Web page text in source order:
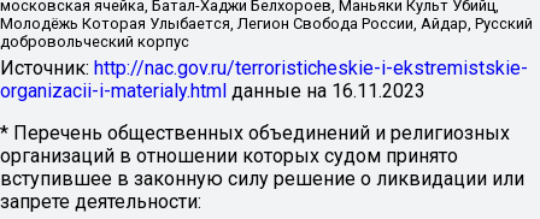
московская ячейка, Батал-Хаджи Белхороев, Маньяки Культ Убийц,
Молодёжь Которая Улыбается, Легион Свобода России, Айдар, Русский
добровольческий корпус
Источник: http://nac.gov.ru/terroristicheskie-i-ekstremistskie-
organizacii-i-materialy.html данные на 16.11.2023
* Перечень общественных объединений и религиозных
организаций в отношении которых судом принято
вступившее в законную силу решение о ликвидации или
запрете деятельности: